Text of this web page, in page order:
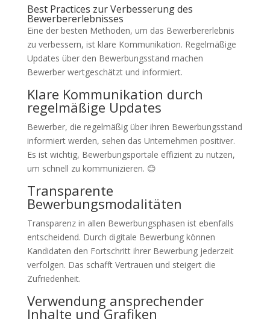
Best Practices zur Verbesserung des
Bewerbererlebnisses
Eine der besten Methoden, um das Bewerbererlebnis
zu verbessern, ist klare Kommunikation. Regelmäßige
Updates über den Bewerbungsstand machen
Bewerber wertgeschätzt und informiert.
Klare Kommunikation durch
regelmäßige Updates
Bewerber, die regelmäßig über ihren Bewerbungsstand
informiert werden, sehen das Unternehmen positiver.
Es ist wichtig, Bewerbungsportale effizient zu nutzen,
um schnell zu kommunizieren. 😊
Transparente
Bewerbungsmodalitäten
Transparenz in allen Bewerbungsphasen ist ebenfalls
entscheidend. Durch digitale Bewerbung können
Kandidaten den Fortschritt ihrer Bewerbung jederzeit
verfolgen. Das schafft Vertrauen und steigert die
Zufriedenheit.
Verwendung ansprechender
Inhalte und Grafiken